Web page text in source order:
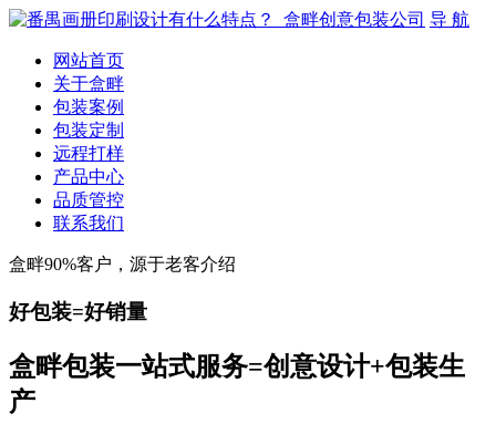
导 航
网站首页
关于盒畔
包装案例
包装定制
远程打样
产品中心
品质管控
联系我们
盒畔90%客户，源于老客介绍
好包装=好销量
盒畔包装一站式服务=创意设计+包装生
产